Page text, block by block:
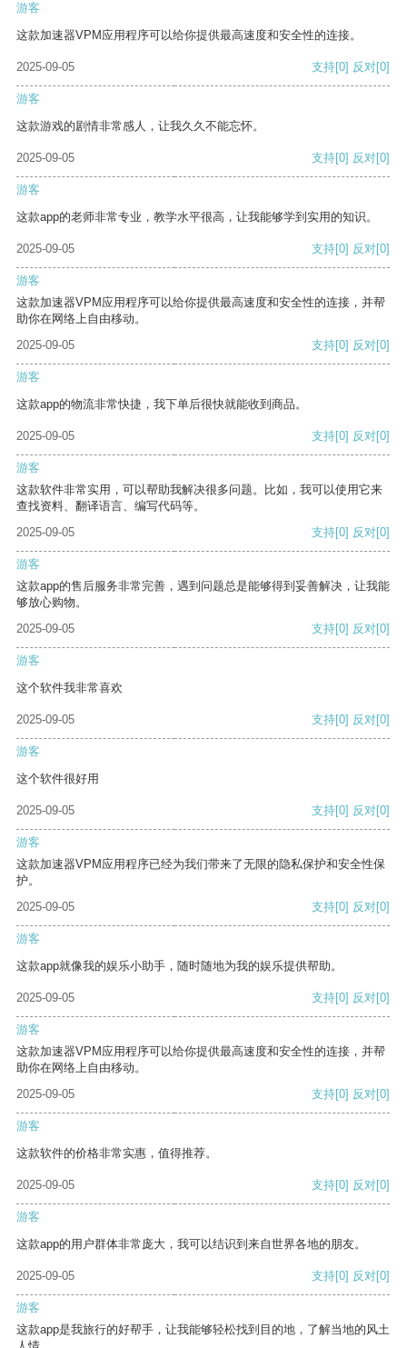
游客
这款加速器VPM应用程序可以给你提供最高速度和安全性的连接。
2025-09-05 支持[0] 反对[0]
游客
这款游戏的剧情非常感人，让我久久不能忘怀。
2025-09-05 支持[0] 反对[0]
游客
这款app的老师非常专业，教学水平很高，让我能够学到实用的知识。
2025-09-05 支持[0] 反对[0]
游客
这款加速器VPM应用程序可以给你提供最高速度和安全性的连接，并帮
助你在网络上自由移动。
2025-09-05
支持[0] 反对[0]
游客
这款app的物流非常快捷，我下单后很快就能收到商品。
2025-09-05 支持[0] 反对[0]
游客
这款软件非常实用，可以帮助我解决很多问题。比如，我可以使用它来
查找资料、翻译语言、编写代码等。
2025-09-05
支持[0] 反对[0]
游客
这款app的售后服务非常完善，遇到问题总是能够得到妥善解决，让我能
够放心购物。
2025-09-05
支持[0] 反对[0]
游客
这个软件我非常喜欢
2025-09-05 支持[0] 反对[0]
游客
这个软件很好用
2025-09-05 支持[0] 反对[0]
游客
这款加速器VPM应用程序已经为我们带来了无限的隐私保护和安全性保
护。
2025-09-05
支持[0] 反对[0]
游客
这款app就像我的娱乐小助手，随时随地为我的娱乐提供帮助。
2025-09-05 支持[0] 反对[0]
游客
这款加速器VPM应用程序可以给你提供最高速度和安全性的连接，并帮
助你在网络上自由移动。
2025-09-05
支持[0] 反对[0]
游客
这款软件的价格非常实惠，值得推荐。
2025-09-05 支持[0] 反对[0]
游客
这款app的用户群体非常庞大，我可以结识到来自世界各地的朋友。
2025-09-05 支持[0] 反对[0]
游客
这款app是我旅行的好帮手，让我能够轻松找到目的地，了解当地的风土